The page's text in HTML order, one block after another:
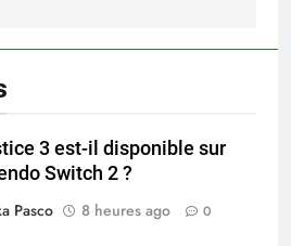
3 est-il disponible sur
Switch 2 ?
Pasco
8 heures ago 0